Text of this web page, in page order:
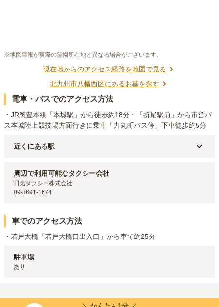
※地図情報が実際の霊園所在地と異なる場合がございます。
現在地からのアクセス経路を地図で見る
北九州市八幡西区にあるお墓を探す
電車・バスでのアクセス方法
・JR筑豊本線「本城駅」から徒歩約18分・「折尾駅前」から市営バ
ス本城陸上競技場方面行きに乗車「力丸町バス停」下車徒歩約5分
近くにある駅
周辺で利用可能なタクシー会社
日光タクシー株式会社
09-3691-1674
車でのアクセス方法
・若戸大橋「若戸大橋口出入口」から車で約25分
駐車場
あり